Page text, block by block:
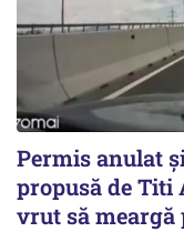
Permis anulat
propusă de Titi
vrut să meargă